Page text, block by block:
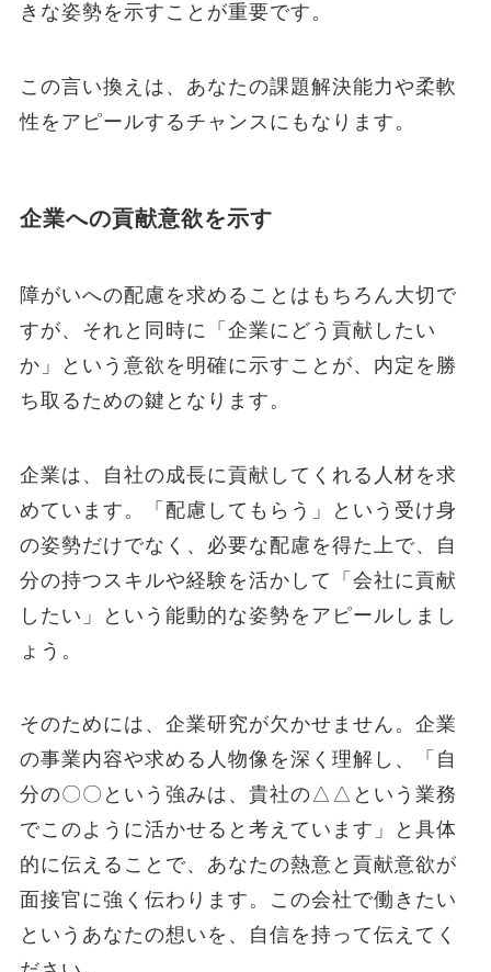
きな姿勢を示すことが重要です。
この言い換えは、あなたの課題解決能力や柔軟
性をアピールするチャンスにもなります。
企業への貢献意欲を示す
障がいへの配慮を求めることはもちろん大切で
すが、それと同時に「企業にどう貢献したい
か」という意欲を明確に示すことが、内定を勝
ち取るための鍵となります。
企業は、自社の成長に貢献してくれる人材を求
めています。「配慮してもらう」という受け身
の姿勢だけでなく、必要な配慮を得た上で、自
分の持つスキルや経験を活かして「会社に貢献
したい」という能動的な姿勢をアピールしまし
ょう。
そのためには、企業研究が欠かせません。企業
の事業内容や求める人物像を深く理解し、「自
分の〇〇という強みは、貴社の△△という業務
でこのように活かせると考えています」と具体
的に伝えることで、あなたの熱意と貢献意欲が
面接官に強く伝わります。この会社で働きたい
というあなたの想いを、自信を持って伝えてく